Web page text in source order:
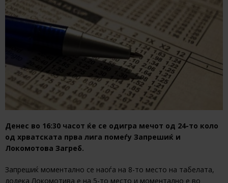
Денес во 16:30 часот ќе се одигра мечот од 24-то коло
од хрватската прва лига помеѓу Запрешиќ и
Локомотова Загреб.
Запрешиќ моментално се наоѓа на 8-то место на табелата,
додека Локомотива е на 5-то место и моментално е во